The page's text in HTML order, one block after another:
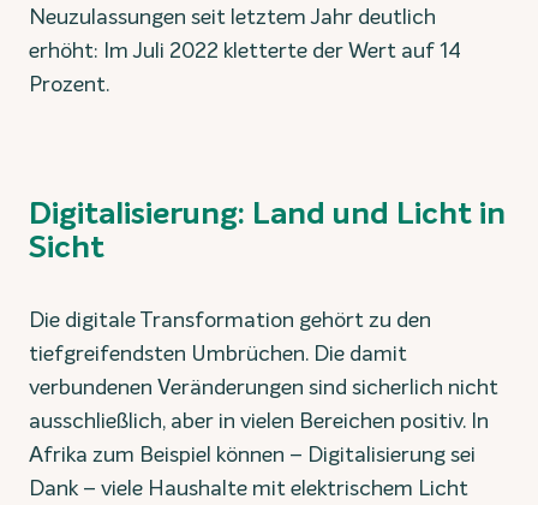
Neuzulassungen seit letztem Jahr deutlich
erhöht: Im Juli 2022 kletterte der Wert auf 14
Prozent.
Digitalisierung: Land und Licht in
Sicht
Die digitale Transformation gehört zu den
tiefgreifendsten Umbrüchen. Die damit
verbundenen Veränderungen sind sicherlich nicht
ausschließlich, aber in vielen Bereichen positiv. In
Afrika zum Beispiel können – Digitalisierung sei
Dank – viele Haushalte mit elektrischem Licht